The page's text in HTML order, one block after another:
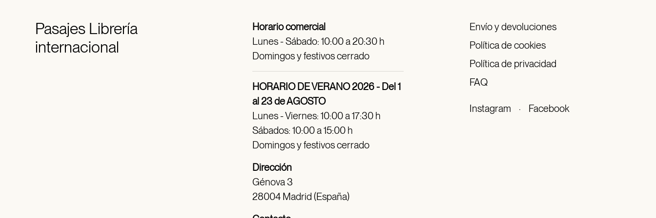
PasajesLibrería
internacional
Horario comercial
Lunes - Sábado: 10:00 a 20:30 h
Domingos y festivos cerrado
HORARIO DE VERANO 2026 - Del 1
al 23 de AGOSTO
Lunes - Viernes: 10:00 a 17:30 h
Sábados: 10:00 a 15:00 h
Domingos y festivos cerrado
Dirección
Génova 3
28004 Madrid (España)
Envío y devoluciones
Política de cookies
Política de privacidad
FAQ
Instagram · Facebook